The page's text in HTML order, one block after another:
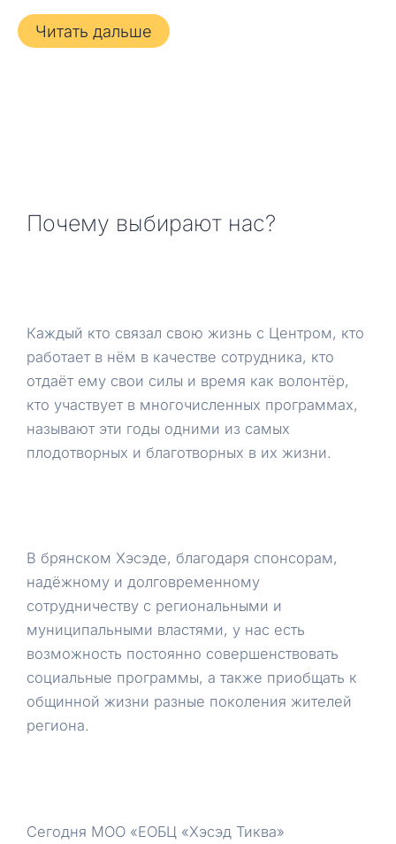
Читать дальше
Почему выбирают нас?
Каждый кто связал свою жизнь с Центром, кто
работает в нём в качестве сотрудника, кто
отдаёт ему свои силы и время как волонтёр,
кто участвует в многочисленных программах,
называют эти годы одними из самых
плодотворных и благотворных в их жизни.
В брянском Хэсэде, благодаря спонсорам,
надёжному и долговременному
сотрудничеству с региональными и
муниципальными властями, у нас есть
возможность постоянно совершенствовать
социальные программы, а также приобщать к
общинной жизни разные поколения жителей
региона.
Сегодня МОО «ЕОБЦ «Хэсэд Тиква»